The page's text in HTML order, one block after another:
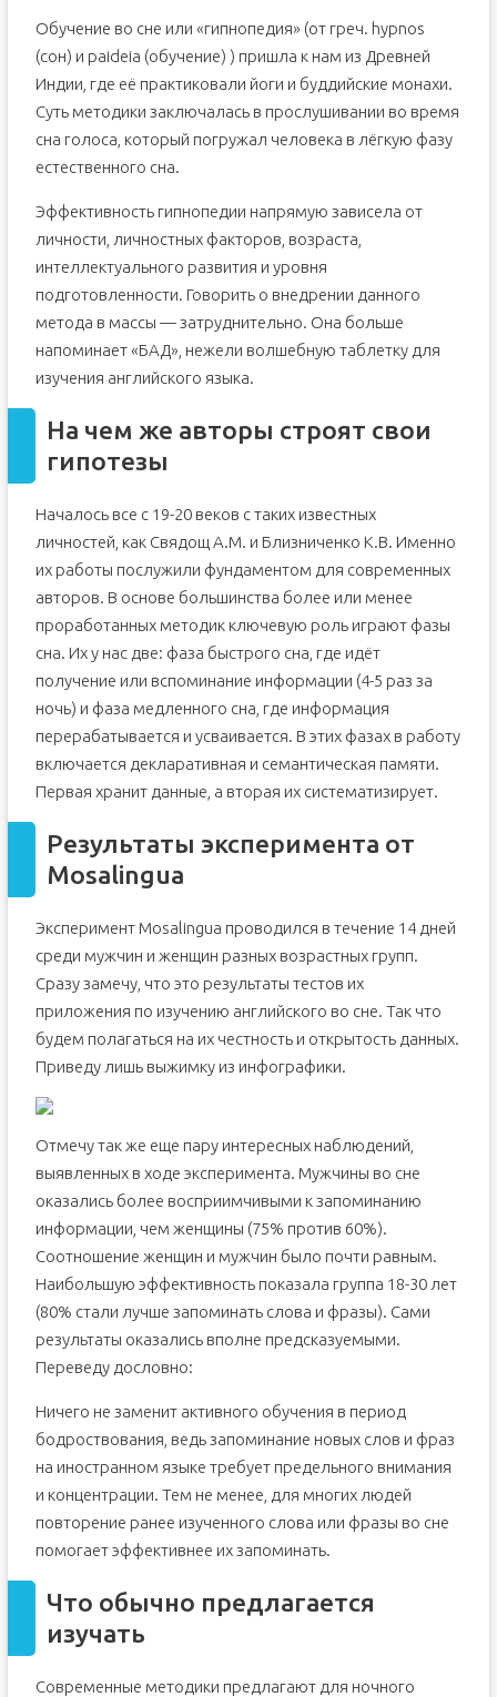
Обучение во сне или «гипнопедия» (от греч. hypnos
(сон) и paideia (обучение) ) пришла к нам из Древней
Индии, где её практиковали йоги и буддийские монахи.
Суть методики заключалась в прослушивании во время
сна голоса, который погружал человека в лёгкую фазу
естественного сна.
Эффективность гипнопедии напрямую зависела от
личности, личностных факторов, возраста,
интеллектуального развития и уровня
подготовленности. Говорить о внедрении данного
метода в массы — затруднительно. Она больше
напоминает «БАД», нежели волшебную таблетку для
изучения английского языка.
На чем же авторы строят свои
гипотезы
Началось все с 19-20 веков с таких известных
личностей, как Свядощ А.М. и Близниченко К.В. Именно
их работы послужили фундаментом для современных
авторов. В основе большинства более или менее
проработанных методик ключевую роль играют фазы
сна. Их у нас две: фаза быстрого сна, где идёт
получение или вспоминание информации (4-5 раз за
ночь) и фаза медленного сна, где информация
перерабатывается и усваивается. В этих фазах в работу
включается декларативная и семантическая памяти.
Первая хранит данные, а вторая их систематизирует.
Результаты эксперимента от
Mosalingua
Эксперимент Mosalingua проводился в течение 14 дней
среди мужчин и женщин разных возрастных групп.
Сразу замечу, что это результаты тестов их
приложения по изучению английского во сне. Так что
будем полагаться на их честность и открытость данных.
Приведу лишь выжимку из инфографики.
Отмечу так же еще пару интересных наблюдений,
выявленных в ходе эксперимента. Мужчины во сне
оказались более восприимчивыми к запоминанию
информации, чем женщины (75% против 60%).
Соотношение женщин и мужчин было почти равным.
Наибольшую эффективность показала группа 18-30 лет
(80% стали лучше запоминать слова и фразы). Сами
результаты оказались вполне предсказуемыми.
Переведу дословно:
Ничего не заменит активного обучения в период
бодроствования, ведь запоминание новых слов и фраз
на иностранном языке требует предельного внимания
и концентрации. Тем не менее, для многих людей
повторение ранее изученного слова или фразы во сне
помогает эффективнее их запоминать.
Что обычно предлагается
изучать
Современные методики предлагают для ночного